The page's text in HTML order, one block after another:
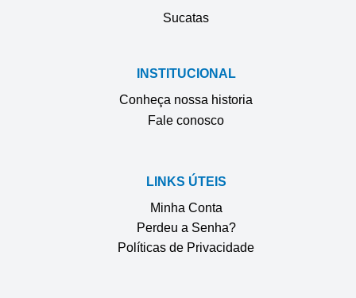
Sucatas
INSTITUCIONAL
Conheça nossa historia
Fale conosco
LINKS ÚTEIS
Minha Conta
Perdeu a Senha?
Políticas de Privacidade